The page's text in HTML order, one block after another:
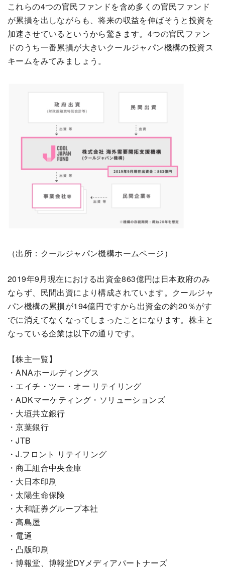
これらの4つの官民ファンドを含め多くの官民ファンド
が累損を出しながらも、将来の収益を伸ばそうと投資を
加速させているというから驚きます。4つの官民ファン
ドのうち一番累損が大きいクールジャパン機構の投資ス
キームをみてみましょう。
（出所：クールジャパン機構ホームページ）
2019年9月現在における出資金863億円は日本政府のみ
ならず、民間出資により構成されています。クールジャ
パン機構の累損が194億円ですから出資金の約20％がす
でに消えてなくなってしまったことになります。株主と
なっている企業は以下の通りです。
【株主一覧】
・ANAホールディングス
・エイチ・ツー・オー リテイリング
・ADKマーケティング・ソリューションズ
・大垣共立銀行
・京葉銀行
・JTB
・J.フロント リテイリング
・商工組合中央金庫
・大日本印刷
・太陽生命保険
・大和証券グループ本社
・髙島屋
・電通
・凸版印刷
・博報堂、博報堂DYメディアパートナーズ